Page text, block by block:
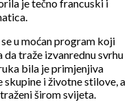
je tečno francuski i
u moćan program koji
traže izvanrednu svrhu
bila je primjenjiva
skupine i životne stilove, a
širom svijeta.